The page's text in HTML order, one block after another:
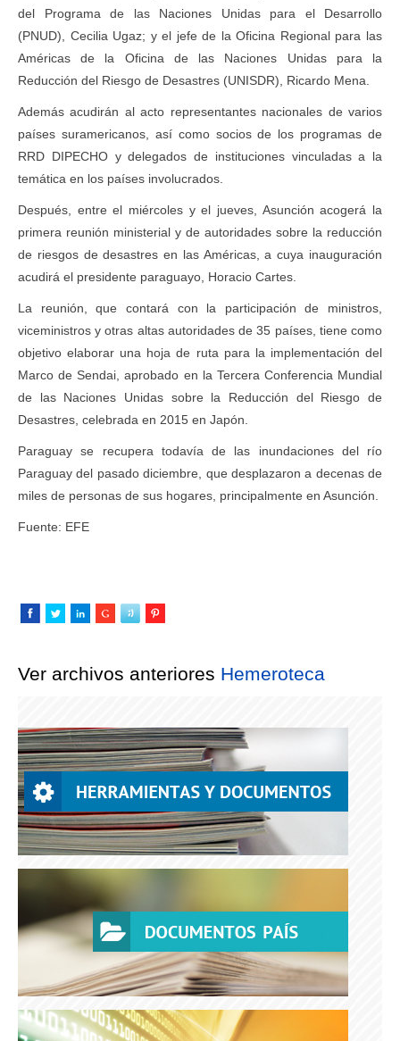
del Programa de las Naciones Unidas para el Desarrollo
(PNUD), Cecilia Ugaz; y el jefe de la Oficina Regional para las
Américas de la Oficina de las Naciones Unidas para la
Reducción del Riesgo de Desastres (UNISDR), Ricardo Mena.
Además acudirán al acto representantes nacionales de varios
países suramericanos, así como socios de los programas de
RRD DIPECHO y delegados de instituciones vinculadas a la
temática en los países involucrados.
Después, entre el miércoles y el jueves, Asunción acogerá la
primera reunión ministerial y de autoridades sobre la reducción
de riesgos de desastres en las Américas, a cuya inauguración
acudirá el presidente paraguayo, Horacio Cartes.
La reunión, que contará con la participación de ministros,
viceministros y otras altas autoridades de 35 países, tiene como
objetivo elaborar una hoja de ruta para la implementación del
Marco de Sendai, aprobado en la Tercera Conferencia Mundial
de las Naciones Unidas sobre la Reducción del Riesgo de
Desastres, celebrada en 2015 en Japón.
Paraguay se recupera todavía de las inundaciones del río
Paraguay del pasado diciembre, que desplazaron a decenas de
miles de personas de sus hogares, principalmente en Asunción.
Fuente: EFE
Ver archivos anteriores Hemeroteca